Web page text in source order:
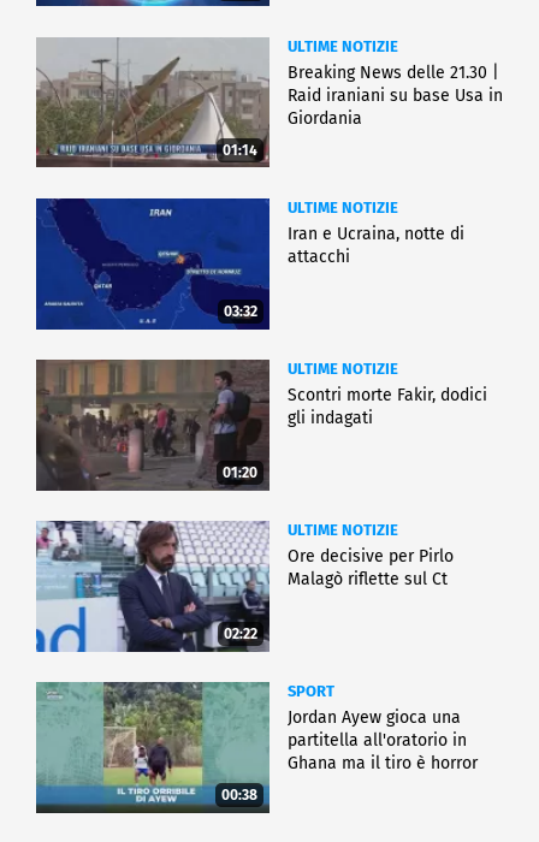
01:14
ULTIME NOTIZIE
Breaking News delle 21.30 |
Raid iraniani su base Usa in
Giordania
03:32
ULTIME NOTIZIE
Iran e Ucraina, notte di
attacchi
01:20
ULTIME NOTIZIE
Scontri morte Fakir, dodici
gli indagati
02:22
ULTIME NOTIZIE
Ore decisive per Pirlo
Malagò riflette sul Ct
00:38
SPORT
Jordan Ayew gioca una
partitella all'oratorio in
Ghana ma il tiro è horror